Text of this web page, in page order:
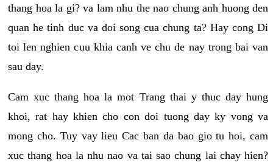
thang hoa la gi? va lam nhu the nao chung anh huong den
quan he tinh duc va doi song cua chung ta? Hay cong Di
toi len nghien cuu khia canh ve chu de nay trong bai van
sau day.
Cam xuc thang hoa la mot Trang thai y thuc day hung
khoi, rat hay khien cho con doi tuong day ky vong va
mong cho. Tuy vay lieu Cac ban da bao gio tu hoi, cam
xuc thang hoa la nhu nao va tai sao chung lai chay hien?